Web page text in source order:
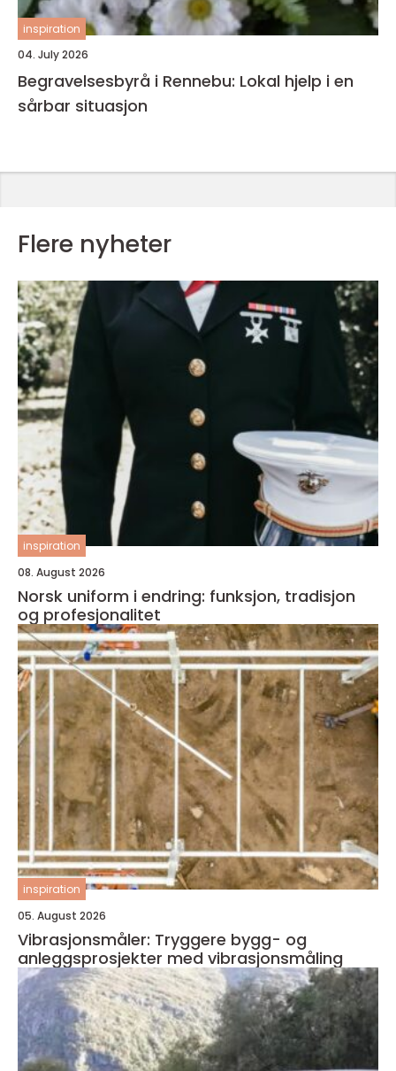
inspiration
04. July 2026
Begravelsesbyrå i Rennebu: Lokal hjelp i en
sårbar situasjon
Flere nyheter
inspiration
08. August 2026
Norsk uniform i endring: funksjon, tradisjon
og profesjonalitet
inspiration
05. August 2026
Vibrasjonsmåler: Tryggere bygg- og
anleggsprosjekter med vibrasjonsmåling